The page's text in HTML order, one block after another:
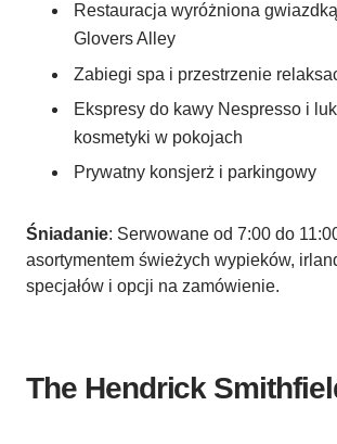
Restauracja wyróżniona
Glovers Alley
Zabiegi spa i przestrzenie
Ekspresy do kawy Nespresso i
kosmetyki w pokojach
Prywatny konsjerż i parkingowy
Śniadanie: Serwowane od 7:00 do
asortymentem świeżych wypieków,
specjałów i opcji na zamówienie.
The Hendrick